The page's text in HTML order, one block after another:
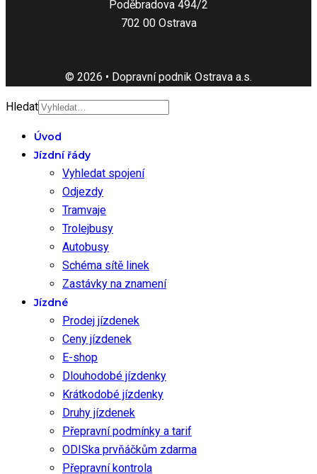
Poděbradova 494/2
702 00 Ostrava
© 2026 • Dopravní podnik Ostrava a.s.
Hledat
Úvod
Jízdní řády
Vyhledat spojení
Odjezdy
Tramvaje
Trolejbusy
Autobusy
Schéma sítě linek
Zastávky na znamení
Jízdné
Prodej jízdenek
Ceny jízdenek
E-shop
Dlouhodobé jízdenky
Krátkodobé jízdenky
Druhy jízdenek
Přepravní podmínky a tarif
ODISka prvňáčkům zdarma
Přepravní kontrola